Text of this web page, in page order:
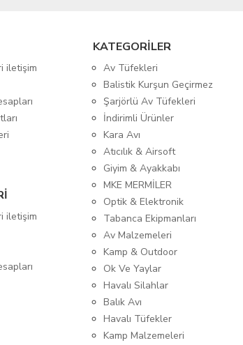
iletişim
iletişim
KATEGORİLER
Av Tüfekleri
Balistik Kurşun Geçirmez
Şarjörlü Av Tüfekleri
İndirimli Ürünler
Kara Avı
Atıcılık & Airsoft
Giyim & Ayakkabı
MKE MERMİLER
Optik & Elektronik
Tabanca Ekipmanları
Av Malzemeleri
Kamp & Outdoor
Ok Ve Yaylar
Havalı Silahlar
Balık Avı
Havalı Tüfekler
Kamp Malzemeleri